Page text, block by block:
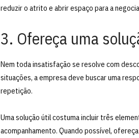
reduzir o atrito e abrir espaço para a
3. Ofereça uma
Nem toda insatisfação se resolve com
situações, a empresa deve buscar uma
repetição.
Uma solução útil costuma incluir três
acompanhamento. Quando possível,